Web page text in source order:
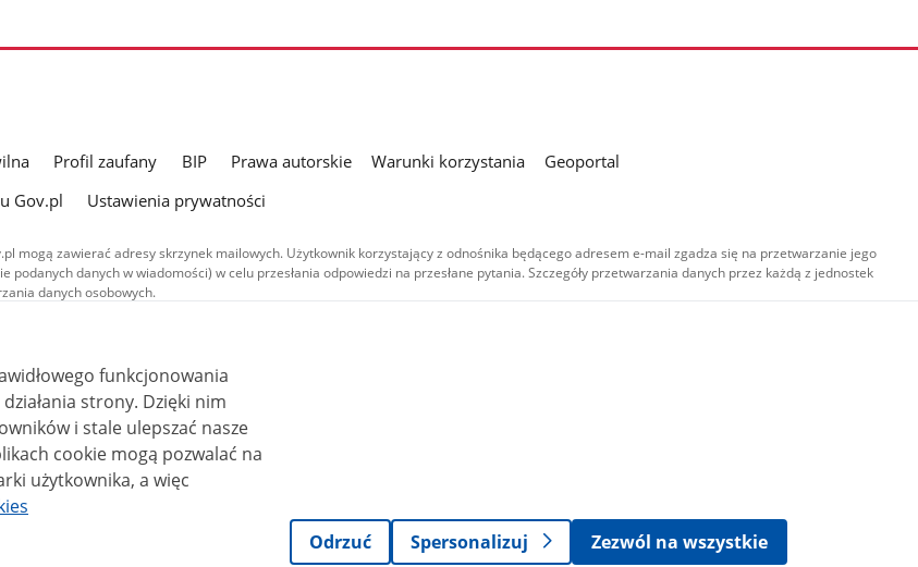
Profil zaufany BIP Prawa autorskie Warunki korzystania
Geoportal
Gov.pl
Ustawienia prywatności
mogą zawierać adresy skrzynek mailowych. Użytkownik korzystający z odnośnika będącego adresem e-mail zgadza się na przetwarzanie jego
podanych danych w wiadomości) w celu przesłania odpowiedzi na przesłane pytania. Szczegóły przetwarzania danych przez każdą z jednostek
danych osobowych.
w serwisie (z wyłączeniem treści audiowizualnych), są
typu Creative Commons: uznanie autorstwa - na tych samych
4.0). Materiały audiowizualne, w tym zdjęcia, materiały audio i wideo,
typu Creative Commons: uznanie autorstwa użycie niekomercyjne -
(CC BY-NC-ND 4.0), o ile nie jest to stwierdzone inaczej.
funkcjonowania
strony. Dzięki nim
i stale ulepszać nasze
użytkownika, a więc
Odrzuć
Spersonalizuj Zezwól na wszystkie